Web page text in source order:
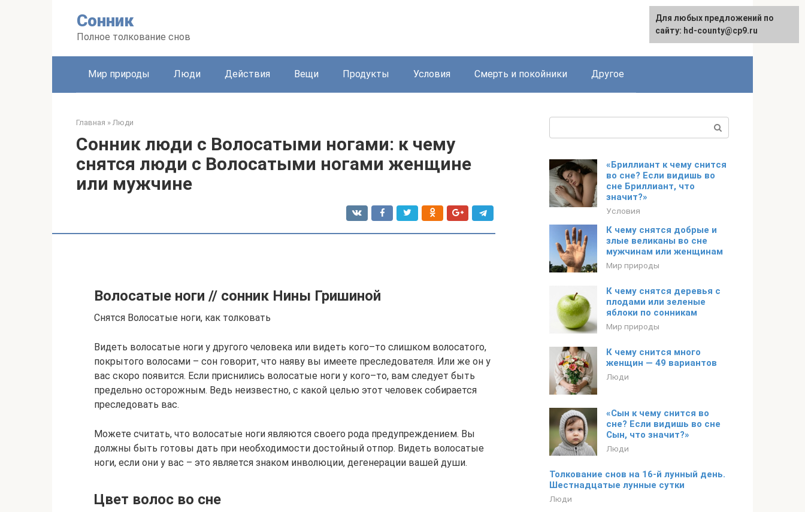
Сонник
Полное толкование снов
Мир природы Люди Действия Вещи Продукты Условия Смерть и покойники Другое
Главная » Люди
Сонник люди с Волосатыми ногами: к чему
снятся люди с Волосатыми ногами женщине
или мужчине
Волосатые ноги // сонник Нины Гришиной
Снятся Волосатые ноги, как толковать
Видеть волосатые ноги у другого человека или видеть кого–то слишком волосатого,
покрытого волосами – сон говорит, что наяву вы имеете преследователя. Или же он у
вас скоро появится. Если приснились волосатые ноги у кого–то, вам следует быть
предельно осторожным. Ведь неизвестно, с какой целью этот человек собирается
преследовать вас.
Можете считать, что волосатые ноги являются своего рода предупреждением. Вы
должны быть готовы дать при необходимости достойный отпор. Видеть волосатые
ноги, если они у вас – это является знаком инволюции, дегенерации вашей души.
Цвет волос во сне
«Бриллиант к чему снится
во сне? Если видишь во
сне Бриллиант, что
значит?»
Условия
К чему снятся добрые и
злые великаны во сне
мужчинам или женщинам
Мир природы
К чему снятся деревья с
плодами или зеленые
яблоки по сонникам
Мир природы
К чему снится много
женщин — 49 вариантов
Люди
«Сын к чему снится во
сне? Если видишь во сне
Сын, что значит?»
Люди
Толкование снов на 16-й лунный день.
Шестнадцатые лунные сутки
Люди
Для любых предложений по
сайту: hd-county@cp9.ru